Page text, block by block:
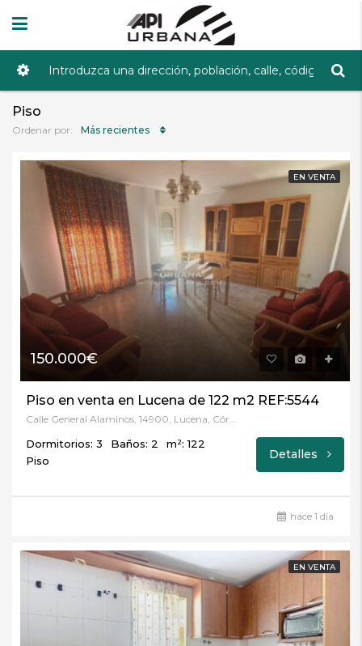
Piso
Ordenar por: Más recientes
EN VENTA
150.000€
Piso en venta en Lucena de 122 m2 REF:5544
Calle General Alaminos, 14900, Lucena, Córdoba
Dormitorios: 3 Baños: 2
m²: 122
Piso
Detalles
hace 1 día
EN VENTA